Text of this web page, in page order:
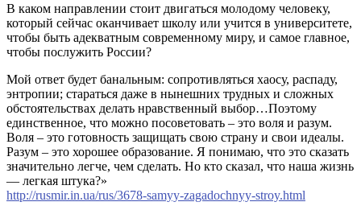
В каком направлении стоит двигаться молодому человеку,
который сейчас оканчивает школу или учится в университете,
чтобы быть адекватным современному миру, и самое главное,
чтобы послужить России?
Мой ответ будет банальным: сопротивляться хаосу, распаду,
энтропии; стараться даже в нынешних трудных и сложных
обстоятельствах делать нравственный выбор…Поэтому
единственное, что можно посоветовать – это воля и разум.
Воля – это готовность защищать свою страну и свои идеалы.
Разум – это хорошее образование. Я понимаю, что это сказать
значительно легче, чем сделать. Но кто сказал, что наша жизнь
— легкая штука?»
http://rusmir.in.ua/rus/3678-samyy-zagadochnyy-stroy.html